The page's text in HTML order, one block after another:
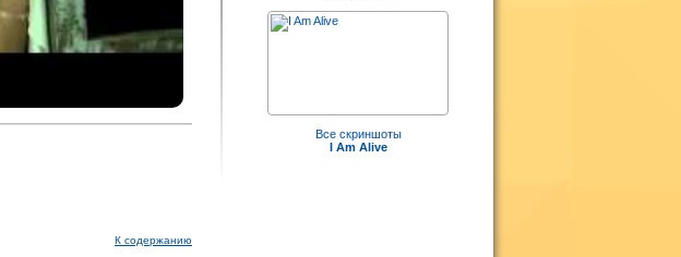
Все скриншоты
I Am Alive
К содержанию